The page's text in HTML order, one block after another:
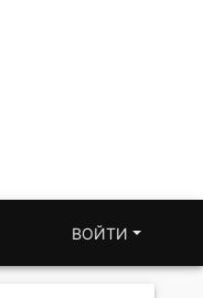
ВОЙТИ